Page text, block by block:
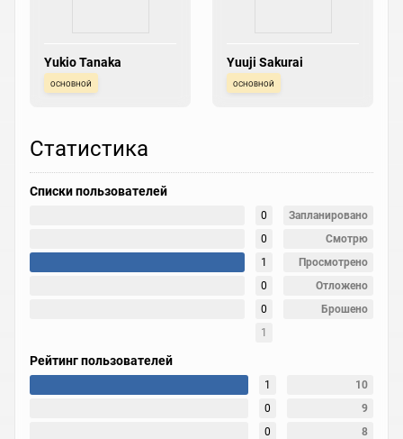
Yukio Tanaka
основной
Yuuji Sakurai
основной
Статистика
Списки пользователей
0
Запланировано
0
Смотрю
1
Просмотрено
0
Отложено
0
Брошено
1
Рейтинг пользователей
1
10
0
9
0
8